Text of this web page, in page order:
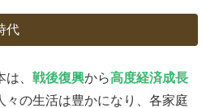
代
、 戦後復興から高度経済成長
々の生活は豊かになり、各家庭